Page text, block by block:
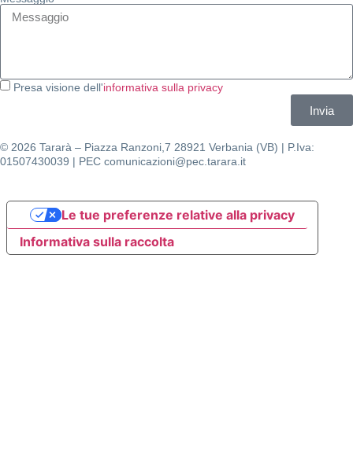
Presa visione dell'informativa sulla privacy
Invia
© 2026 Tararà – Piazza Ranzoni,7 28921 Verbania (VB) | P.Iva:
01507430039 | PEC comunicazioni@pec.tarara.it
Informativa sulla raccolta
Le tue preferenze relative alla privacy